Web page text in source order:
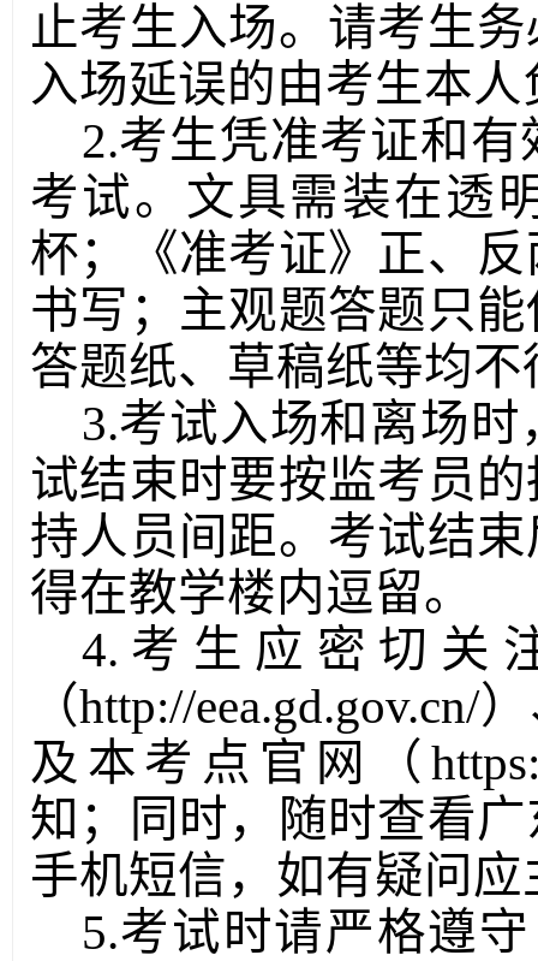
止考生入场。请考生
入场延误的由考生本人
2.考生凭准考证和
考试。文具需装在透
杯；《准考证》正、
书写；主观题答题只
答题纸、草稿纸等均
3.考试入场和离场
试结束时要按监考员
持人员间距。考试结
得在教学楼内逗留。
4.考生应密切关
（http://
及本考点官网（
知；同时，随时查看
手机短信，如有疑问
5.考试时请严格遵